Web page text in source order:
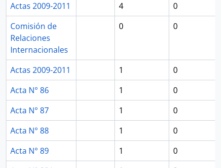
Actas 2009-2011
4
0
Comisión de
Relaciones
Internacionales
0 0
Actas 2009-2011 1
0
Acta N° 86
1
0
Acta N° 87
1
0
Acta N° 88
1
0
Acta N° 89
1
0